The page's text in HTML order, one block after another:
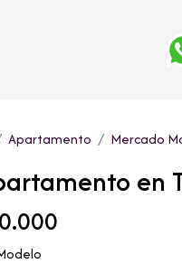
Apartamento Mercado
en